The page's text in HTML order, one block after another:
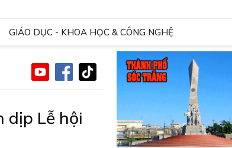
GIÁO DỤC - KHOA HỌC & CÔNG NGHỆ
dịp Lễ hội